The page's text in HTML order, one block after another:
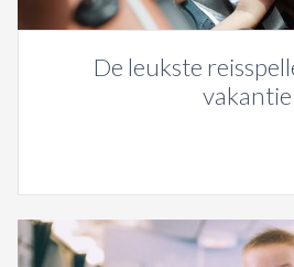
De leukste
vakantie